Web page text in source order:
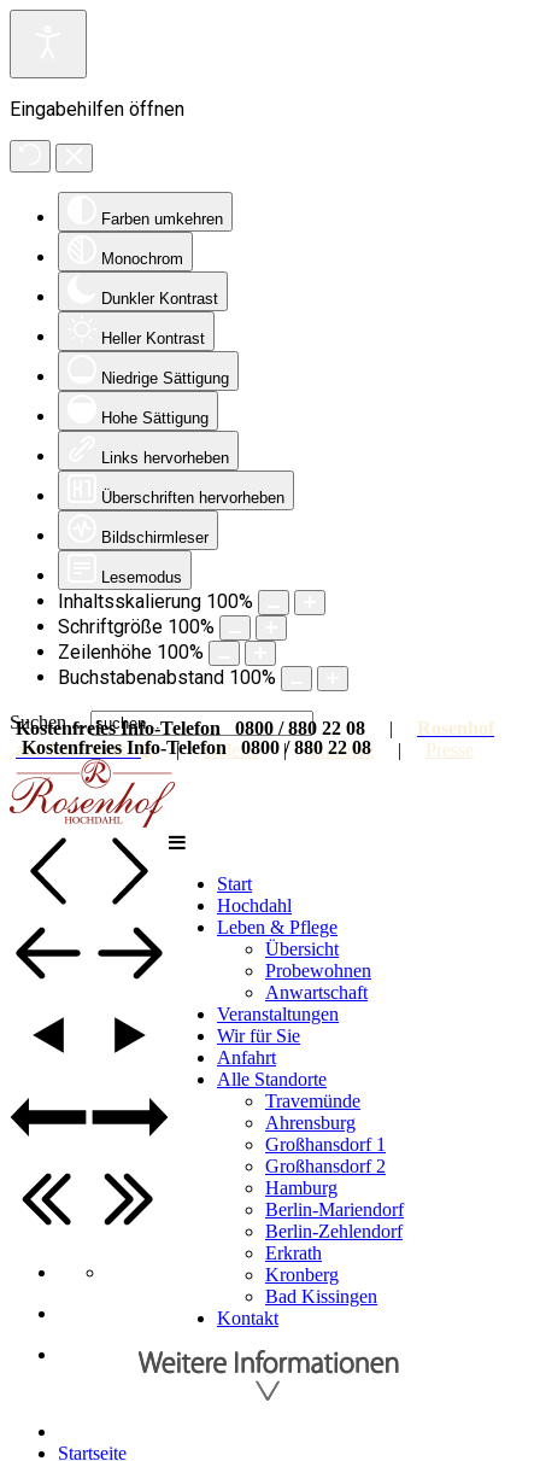
Eingabehilfen öffnen
Farben umkehren
Monochrom
Dunkler Kontrast
Heller Kontrast
Niedrige Sättigung
Hohe Sättigung
Links hervorheben
Überschriften hervorheben
Bildschirmleser
Lesemodus
Inhaltsskalierung 100%
Schriftgröße 100%
Zeilenhöhe 100%
Buchstabenabstand 100%
Suchen ...
Kostenfreies Info-Telefon 0800 / 880 22 08 | Rosenhof
auf Facebook
|Galerie|Karriere | Presse
Kostenfreies Info-Telefon 0800 / 880 22 08
Start
Hochdahl
Leben & Pflege
Übersicht
Probewohnen
Anwartschaft
Veranstaltungen
Wir für Sie
Anfahrt
Alle Standorte
Travemünde
Ahrensburg
Großhansdorf 1
Großhansdorf 2
Hamburg
Berlin-Mariendorf
Berlin-Zehlendorf
Erkrath
Kronberg
Bad Kissingen
Kontakt
Startseite